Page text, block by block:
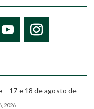
– 17 e 18 de agosto de
2026